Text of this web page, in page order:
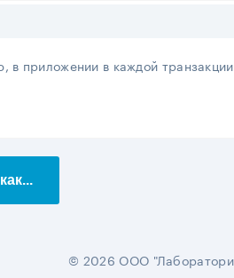
в приложении в каждой
© 2026 ООО